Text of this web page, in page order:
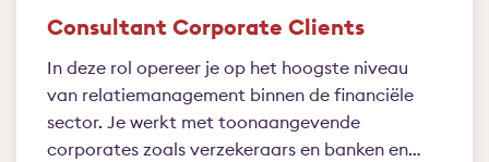
Consultant Corporate Clients
In deze rol opereer je op het hoogste niveau
van relatiemanagement binnen de financiële
sector. Je werkt met toonaangevende
corporates zoals verzekeraars en banken en